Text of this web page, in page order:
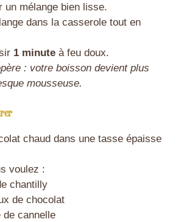
un mélange bien lisse.
dans la casserole tout en
1 minuteà feu doux.
: votre boisson devient plus
mousseuse.
chaud dans une tasse épaisse
voulez :
chantilly
de chocolat
de cannelle